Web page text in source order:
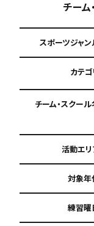
チーム
スポーツジャン
カテゴ
チーム・スクール
活動エリ
対象年
練習曜